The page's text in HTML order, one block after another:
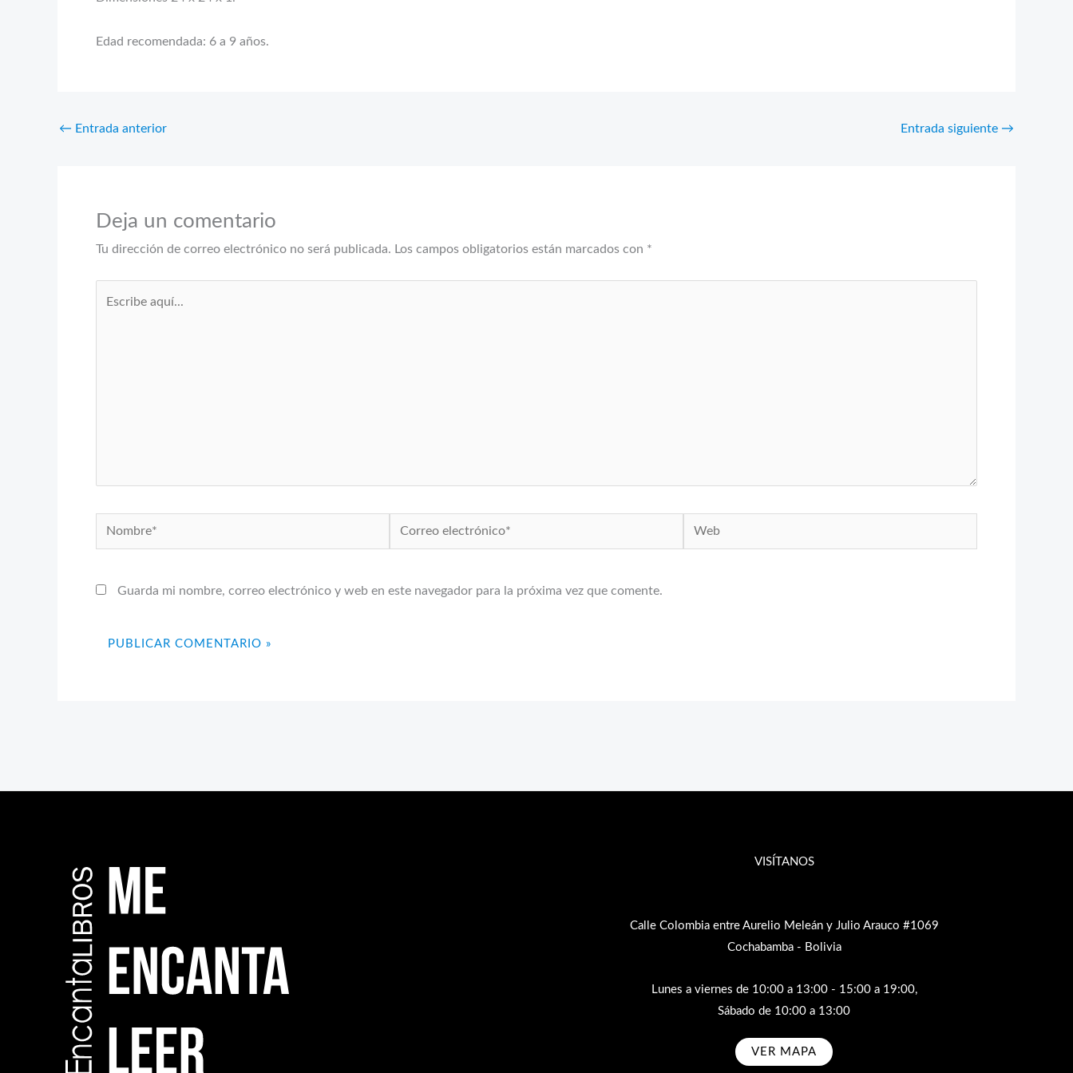
Edad recomendada: 6 a 9 años.
← Entrada anterior Entrada siguiente →
Deja un comentario
Tu dirección de correo electrónico no será publicada. Los campos obligatorios están marcados con *
Nombre*
Correo
electrónico*
Web
Guarda mi nombre, correo electrónico y web en este navegador para la próxima vez que comente.
VISÍTANOS
Calle Colombia entre Aurelio Meleán y Julio Arauco #1069
Cochabamba - Bolivia
Lunes a viernes de 10:00 a 13:00 - 15:00 a 19:00,
Sábado de 10:00 a 13:00
VER MAPA